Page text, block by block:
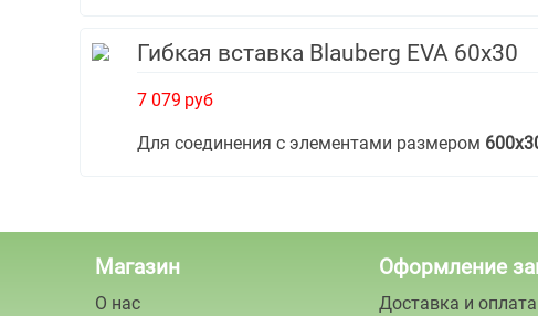
Гибкая вставка Blauberg EVA 60х30
7 079 руб
Для соединения с элементами размером
Магазин
О нас
Оформление
Доставка и оплата